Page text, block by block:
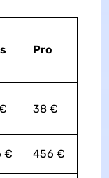
Pro
38 €
€ 456 €